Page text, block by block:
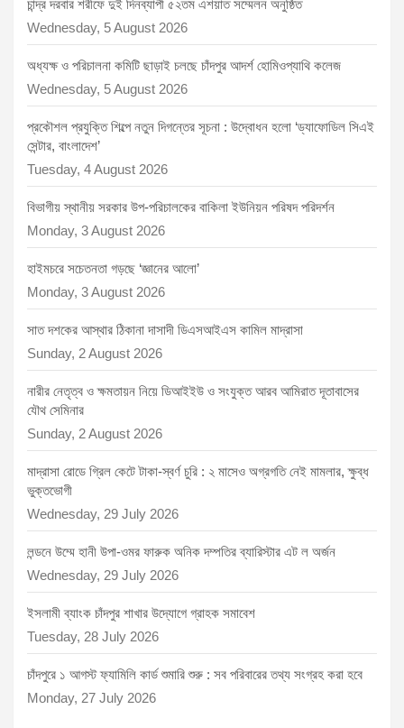
চান্দ্র দরবার শরীফে দুই দিনব্যাপী ৫২তম এশয়াত সম্মেলন অনুষ্ঠিত
Wednesday, 5 August 2026
অধ্যক্ষ ও পরিচালনা কমিটি ছাড়াই চলছে চাঁদপুর আদর্শ হোমিওপ্যাথি কলেজ
Wednesday, 5 August 2026
প্রকৌশল প্রযুক্তি শিল্পে নতুন দিগন্তের সূচনা : উদ্বোধন হলো ‘ড্যাফোডিল সিএই
সেন্টার, বাংলাদেশ’
Tuesday, 4 August 2026
বিভাগীয় স্থানীয় সরকার উপ-পরিচালকের বাকিলা ইউনিয়ন পরিষদ পরিদর্শন
Monday, 3 August 2026
হাইমচরে সচেতনতা গড়ছে ‘জ্ঞানের আলো’
Monday, 3 August 2026
সাত দশকের আস্থার ঠিকানা দাসাদী ডিএসআইএস কামিল মাদ্রাসা
Sunday, 2 August 2026
নারীর নেতৃত্ব ও ক্ষমতায়ন নিয়ে ডিআইইউ ও সংযুক্ত আরব আমিরাত দূতাবাসের
যৌথ সেমিনার
Sunday, 2 August 2026
মাদ্রাসা রোডে গ্রিল কেটে টাকা-স্বর্ণ চুরি : ২ মাসেও অগ্রগতি নেই মামলার, ক্ষুব্ধ
ভুক্তভোগী
Wednesday, 29 July 2026
লন্ডনে উম্মে হানী উপা-ওমর ফারুক অনিক দম্পতির ব্যারিস্টার এট ল অর্জন
Wednesday, 29 July 2026
ইসলামী ব্যাংক চাঁদপুর শাখার উদ্যোগে গ্রাহক সমাবেশ
Tuesday, 28 July 2026
চাঁদপুরে ১ আগস্ট ফ্যামিলি কার্ড শুমারি শুরু : সব পরিবারের তথ্য সংগ্রহ করা হবে
Monday, 27 July 2026